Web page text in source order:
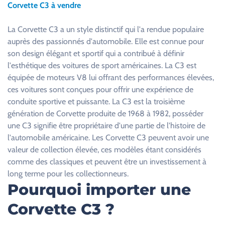
l
a
s
s
e
r
c
e
p
v
i
d
Corvette C3 à vendre
La Corvette C3 a un style distinctif qui l'a rendue populaire
auprès des passionnés d'automobile. Elle est connue pour
son design élégant et sportif qui a contribué à définir
l'esthétique des voitures de sport américaines. La C3 est
équipée de moteurs V8 lui offrant des performances élevées,
ces voitures sont conçues pour offrir une expérience de
conduite sportive et puissante. La C3 est la troisième
génération de Corvette produite de 1968 à 1982, posséder
une C3 signifie être propriétaire d'une partie de l'histoire de
l'automobile américaine. Les Corvette C3 peuvent avoir une
valeur de collection élevée, ces modèles étant considérés
comme des classiques et peuvent être un investissement à
long terme pour les collectionneurs.
Pourquoi importer une
Corvette C3 ?